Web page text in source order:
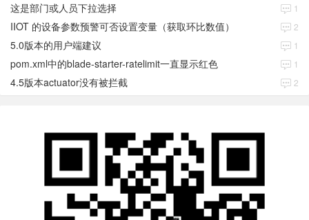
这是部门或人员下拉选择 1
IIOT 的设备参数预警可否设置变量（获取环比数值） 2
5.0版本的用户端建议 1
pom.xml中的blade-starter-ratelimit一直显示红色 1
4.5版本actuator没有被拦截 2